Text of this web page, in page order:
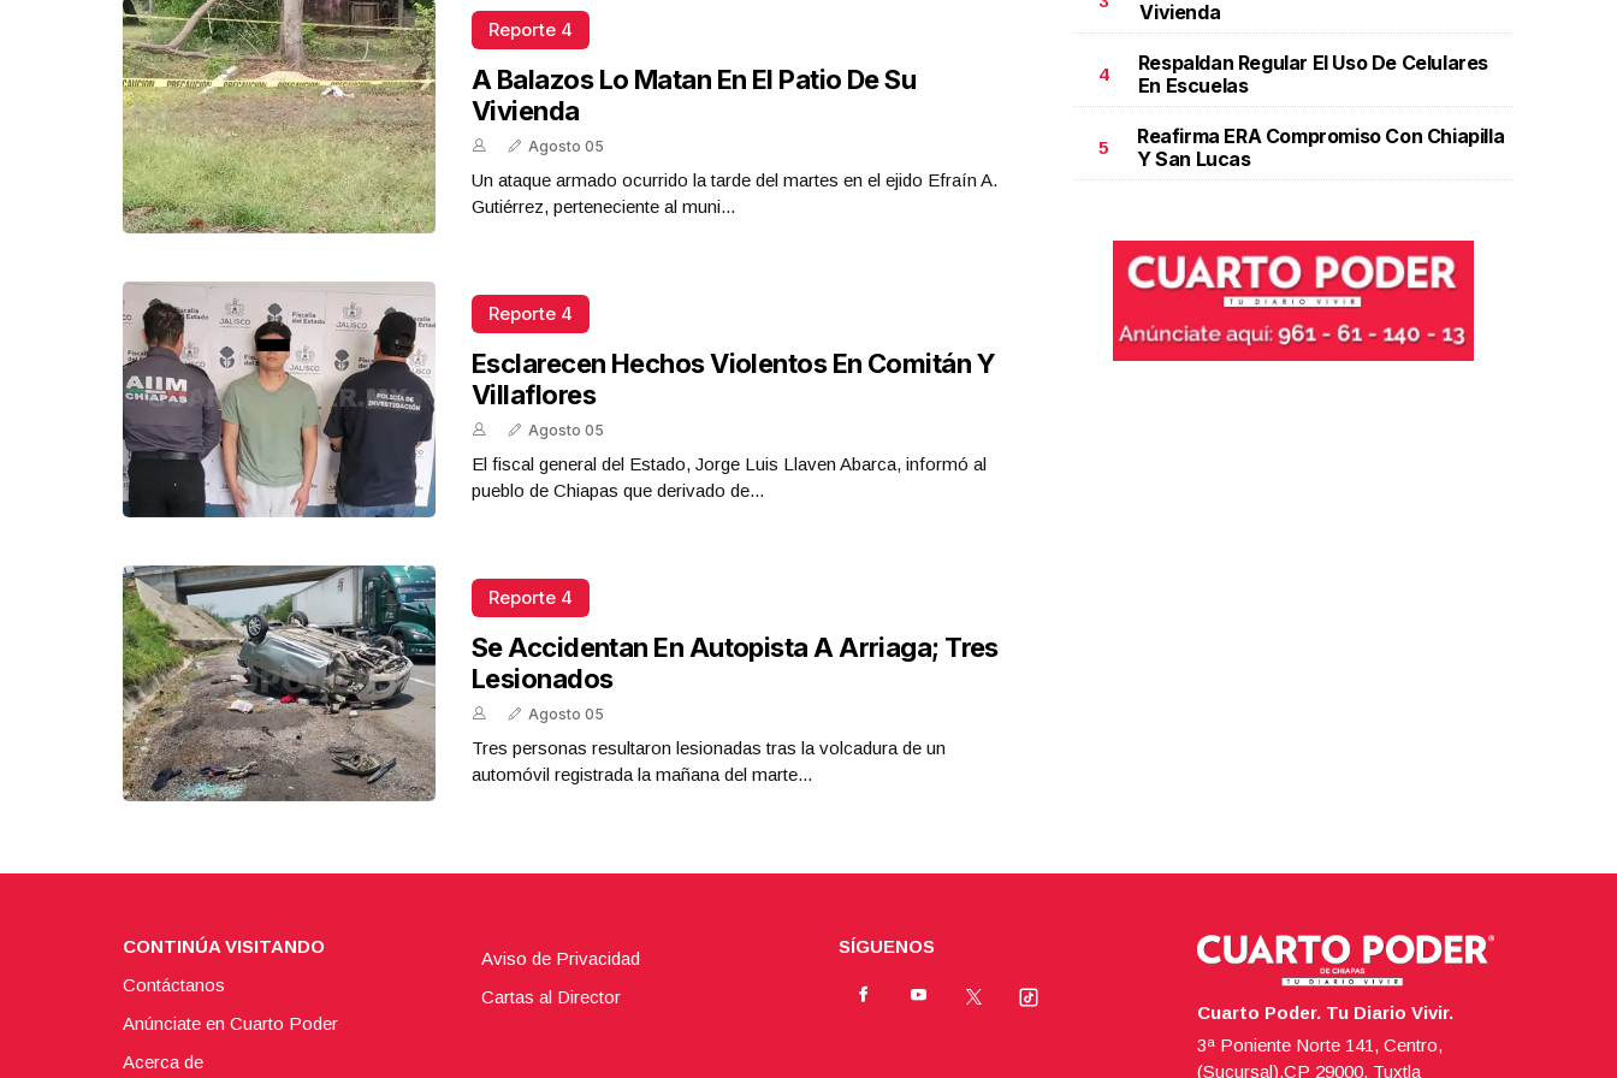
Reporte 4
A Balazos Lo Matan En El Patio De Su
Vivienda
Agosto 05
Un ataque armado ocurrido la tarde del martes en el ejido Efraín A.
Gutiérrez, perteneciente al muni...
Reporte 4
Esclarecen Hechos Violentos En Comitán Y
Villaflores
Agosto 05
El fiscal general del Estado, Jorge Luis Llaven Abarca, informó al
pueblo de Chiapas que derivado de...
Reporte 4
Se Accidentan En Autopista A Arriaga; Tres
Lesionados
Agosto 05
Tres personas resultaron lesionadas tras la volcadura de un
automóvil registrada la mañana del marte...
Vivienda
4
Respaldan Regular El Uso De Celulares
En Escuelas
5
Reafirma ERA Compromiso Con Chiapilla
Y San Lucas
CONTINÚA VISITANDO
Contáctanos
Anúnciate en Cuarto Poder
Acerca de
Aviso de Privacidad
Cartas al Director
SÍGUENOS
Cuarto Poder. Tu Diario Vivir.
3ª Poniente Norte 141, Centro,
(Sucursal),CP 29000, Tuxtla